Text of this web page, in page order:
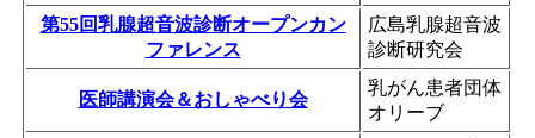
第55回乳腺超音波診断オープンカン
ファレンス
広島乳腺超音波
診断研究会
医師講演会＆おしゃべり会
乳がん患者団体
オリーブ